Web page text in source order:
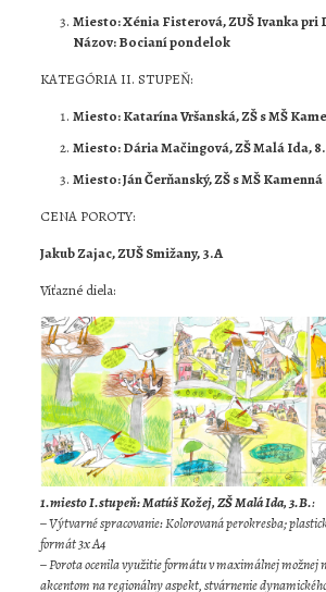
Miesto: Xénia Fisterová, ZUŠ Ivanka pri
Názov: Bocianí pondelok
KATEGÓRIA II. STUPEŇ:
Miesto: Katarína Vršanská, ZŠ s MŠ
Miesto: Dária Mačingová, ZŠ Malá Ida,
Miesto: Ján Čerňanský, ZŠ s MŠ
CENA POROTY:
Jakub Zajac, ZUŠ Smižany, 3.A
Víťazné diela:
1.miesto I.stupeň: Matúš Kožej, ZŠ Malá Ida, 3.B.:
– Výtvarné spracovanie: Kolorovaná perokresba;
formát 3x A4
– Porota ocenila využitie formátu v maximálnej možnej
akcentom na regionálny aspekt, stvárnenie